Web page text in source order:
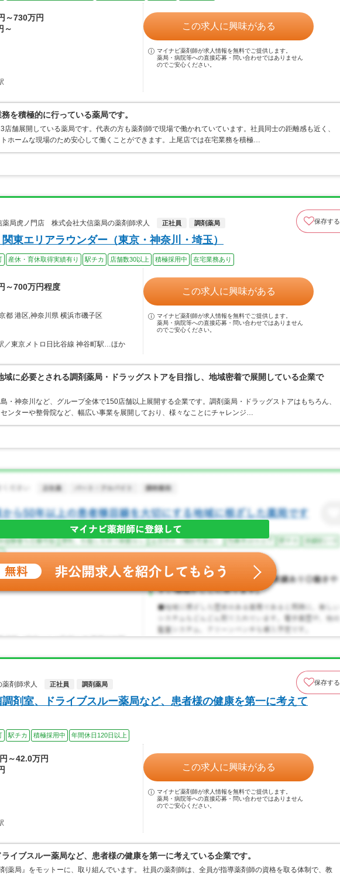
～730万円
～
この求人に興味がある
マイナビ薬剤師が求人情報を無料でご提供します。
薬局・病院等への直接応募・問い合わせではありません
のでご安心ください。
務を積極的に行っている薬局です。
店舗展開している薬局です。代表の方も薬剤師で現場で働かれていています。社員同士の距離感も近く、
ホームな現場のため安心して働くことができます。上尾店では在宅業務を積極…
局虎ノ門店 株式会社大信薬局の薬剤師求人
正社員 調剤薬局 保存する
関東エリアラウンダー（東京・神奈川・埼玉）
産休・育休取得実績有り 駅チカ 店舗数30以上 積極採用中 在宅業務あり
～700万円程度
都 港区,神奈川県 横浜市磯子区
／東京メトロ日比谷線 神谷町駅…ほか
この求人に興味がある
マイナビ薬剤師が求人情報を無料でご提供します。
薬局・病院等への直接応募・問い合わせではありません
のでご安心ください。
域に必要とされる調剤薬局・ドラッグストアを目指し、地域密着で展開している企業で
・神奈川など、グループ全体で150店舗以上展開する企業です。調剤薬局・ドラッグストアはもちろん、
ンターや整骨院など、幅広い事業を展開しており、様々なことにチャレンジ…
剤師求人
正社員 調剤薬局 保存する
調剤室、ドライブスルー薬局など、患者様の健康を第一に考えて
駅チカ 積極採用中 年間休日120日以上
～42.0万円
この求人に興味がある
マイナビ薬剤師が求人情報を無料でご提供します。
薬局・病院等への直接応募・問い合わせではありません
のでご安心ください。
イブスルー薬局など、患者様の健康を第一に考えている企業です。
剤薬局』をモットーに、取り組んでいます。 社員の薬剤師は、全員が指導薬剤師の資格を取る体制で、教